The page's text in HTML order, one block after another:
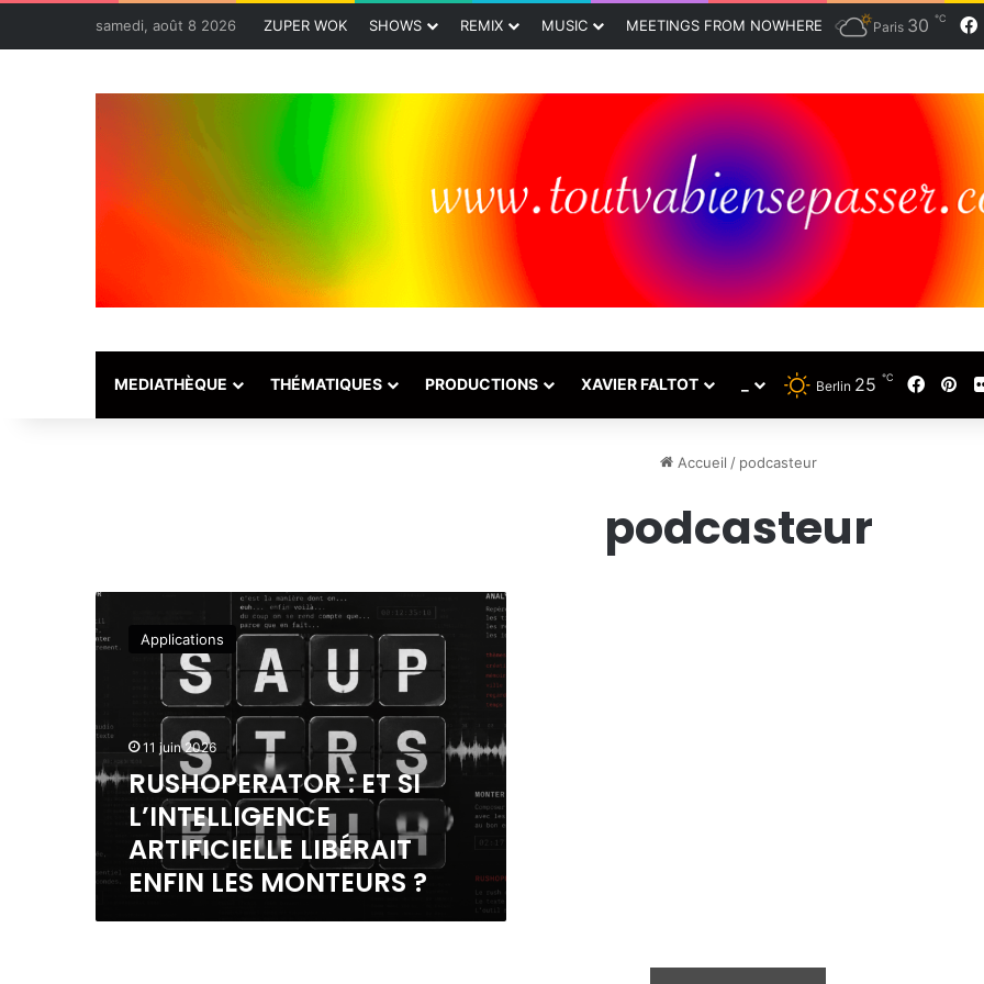
samedi, août 8 2026 ZUPER WOK SHOWS REMIX MUSIC MEETINGS FROM NOWHERE Paris 30 ℃
MEDIATHÈQUE THÉMATIQUES PRODUCTIONS XAVIER FALTOT Berlin 25 ℃
Accueil / podcasteur
podcasteur
U
S
E
R
A
R
:
T
Applications
11 juin 2026
RUSHOPERATOR : ET SI
L’INTELLIGENCE
ARTIFICIELLE LIBÉRAIT
ENFIN LES MONTEURS ?